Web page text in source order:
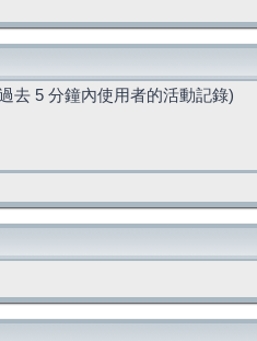
去 5 分鐘內使用者的活動記錄)